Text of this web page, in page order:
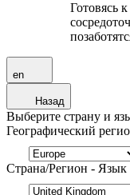
Готовясь
en
Назад
Выберите страну и
Географический
Страна/Регион - Язык